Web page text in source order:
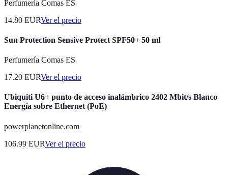
Perfumería Comas ES
14.80 EURVer el precio
Sun Protection Sensive Protect SPF50+ 50 ml
Perfumería Comas ES
17.20 EURVer el precio
Ubiquiti U6+ punto de acceso inalámbrico 2402 Mbit/s Blanco
Energía sobre Ethernet (PoE)
powerplanetonline.com
106.99 EURVer el precio